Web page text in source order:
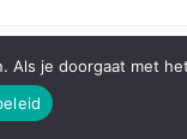
BY
je doorgaat met